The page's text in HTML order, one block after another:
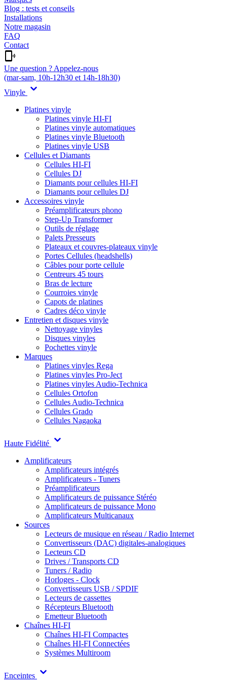
Blog : tests et conseils
Installations
Notre magasin
FAQ
Contact
Une question ? Appelez-nous
(mar-sam, 10h-12h30 et 14h-18h30)
Vinyle
Platines vinyle
Platines vinyle HI-FI
Platines vinyle automatiques
Platines vinyle Bluetooth
Platines vinyle USB
Cellules et Diamants
Cellules HI-FI
Cellules DJ
Diamants pour cellules HI-FI
Diamants pour cellules DJ
Accessoires vinyle
Préamplificateurs phono
Step-Up Transformer
Outils de réglage
Palets Presseurs
Plateaux et couvres-plateaux vinyle
Portes Cellules (headshells)
Câbles pour porte cellule
Centreurs 45 tours
Bras de lecture
Courroies vinyle
Capots de platines
Cadres déco vinyle
Entretien et disques vinyle
Nettoyage vinyles
Disques vinyles
Pochettes vinyle
Marques
Platines vinyles Rega
Platines vinyles Pro-Ject
Platines vinyles Audio-Technica
Cellules Ortofon
Cellules Audio-Technica
Cellules Grado
Cellules Nagaoka
Haute Fidélité
Amplificateurs
Amplificateurs intégrés
Amplificateurs - Tuners
Préamplificateurs
Amplificateurs de puissance Stéréo
Amplificateurs de puissance Mono
Amplificateurs Multicanaux
Sources
Lecteurs de musique en réseau / Radio Internet
Convertisseurs (DAC) digitales-analogiques
Lecteurs CD
Drives / Transports CD
Tuners / Radio
Horloges - Clock
Convertisseurs USB / SPDIF
Lecteurs de cassettes
Récepteurs Bluetooth
Emetteur Bluetooth
Chaînes HI-FI
Chaînes HI-FI Compactes
Chaînes HI-FI Connectées
Systèmes Multiroom
Enceintes